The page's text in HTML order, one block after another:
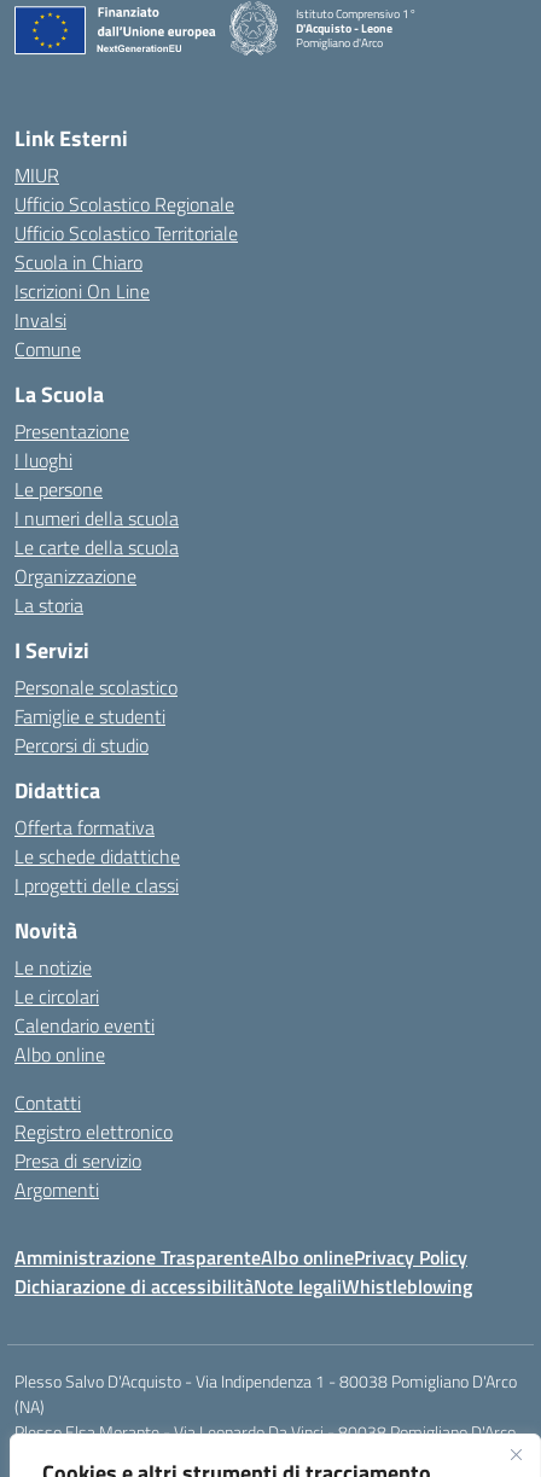
Istituto Comprensivo 1°
D'Acquisto - Leone
Pomigliano d'Arco
— Visita la pagina iniziale della scuola
Link Esterni
MIUR
Ufficio Scolastico Regionale
Ufficio Scolastico Territoriale
Scuola in Chiaro
Iscrizioni On Line
Invalsi
Comune
La Scuola
Presentazione
I luoghi
Le persone
I numeri della scuola
Le carte della scuola
Organizzazione
La storia
I Servizi
Personale scolastico
Famiglie e studenti
Percorsi di studio
Didattica
Offerta formativa
Le schede didattiche
I progetti delle classi
Novità
Le notizie
Le circolari
Calendario eventi
Albo online
Contatti
Registro elettronico
Presa di servizio
Argomenti
Amministrazione TrasparenteAlbo onlinePrivacy Policy
Dichiarazione di accessibilitàNote legaliWhistleblowing
Plesso Salvo D'Acquisto - Via Indipendenza 1 - 80038 Pomigliano D'Arco
(NA)
Plesso Elsa Morante - Via Leonardo Da Vinci - 80038 Pomigliano D'Arco